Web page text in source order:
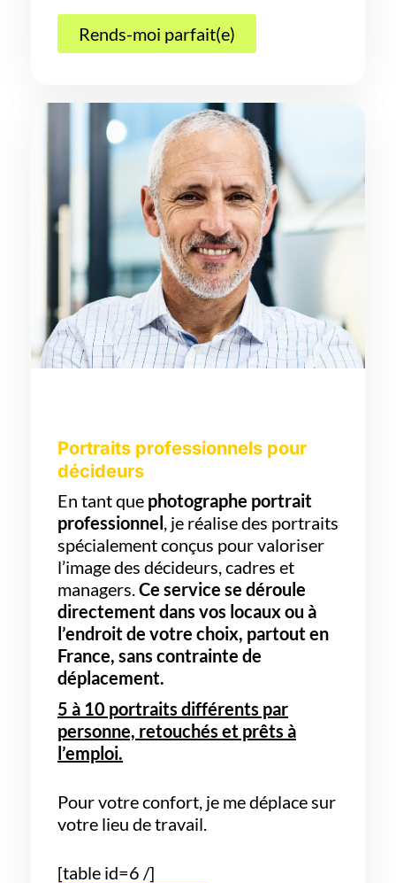
Rends-moi parfait(e)
Portraits professionnels pour
décideurs
En tant que photographe portrait
professionnel , je réalise des portraits
spécialement conçus pour valoriser
l’image des décideurs, cadres et
managers. Ce service se déroule
directement dans vos locaux ou à
l’endroit de votre choix, partout en
France, sans contrainte de
déplacement.
5 à 10 portraits différents par
personne, retouchés et prêts à
l’emploi.
Pour votre confort, je me déplace sur
votre lieu de travail.
[table id=6 /]